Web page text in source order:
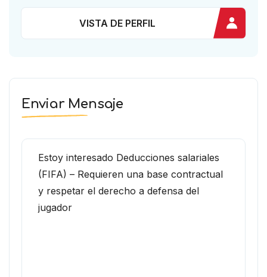
VISTA DE PERFIL
Enviar Mensaje